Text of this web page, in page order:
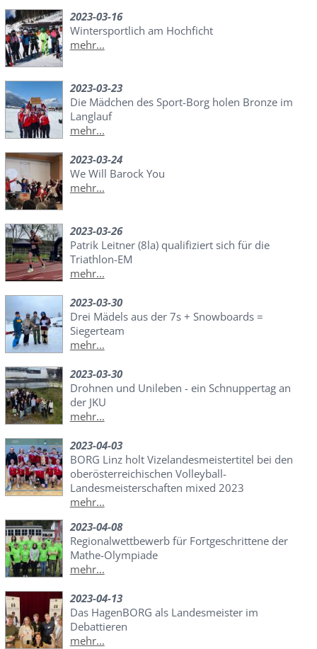
2023-03-16
Wintersportlich am Hochficht
mehr...
2023-03-23
Die Mädchen des Sport-Borg holen Bronze im
Langlauf
mehr...
2023-03-24
We Will Barock You
mehr...
2023-03-26
Patrik Leitner (8la) qualifiziert sich für die
Triathlon-EM
mehr...
2023-03-30
Drei Mädels aus der 7s + Snowboards =
Siegerteam
mehr...
2023-03-30
Drohnen und Unileben - ein Schnuppertag an
der JKU
mehr...
2023-04-03
BORG Linz holt Vizelandesmeistertitel bei den
oberösterreichischen Volleyball-
Landesmeisterschaften mixed 2023
mehr...
2023-04-08
Regionalwettbewerb für Fortgeschrittene der
Mathe-Olympiade
mehr...
2023-04-13
Das HagenBORG als Landesmeister im
Debattieren
mehr...